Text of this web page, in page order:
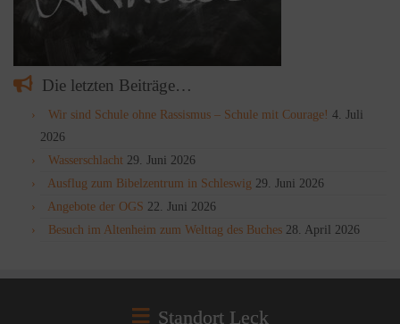
Die letzten Beiträge…
Wir sind Schule ohne Rassismus – Schule mit Courage! 4. Juli
2026
Wasserschlacht 29. Juni 2026
Ausflug zum Bibelzentrum in Schleswig 29. Juni 2026
Angebote der OGS 22. Juni 2026
Besuch im Altenheim zum Welttag des Buches 28. April 2026
Standort Leck